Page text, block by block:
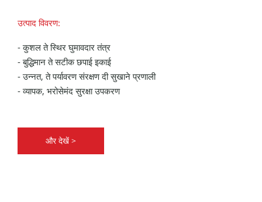
उत्पाद विवरण:
- कुशल ते स्थिर घुमावदार तंत्र
- बुद्धिमान ते सटीक छपाई इकाई
- उन्नत, ते पर्यावरण संरक्षण दी सुखाने प्रणाली
- व्यापक, भरोसेमंद सुरक्षा उपकरण
और देखें >